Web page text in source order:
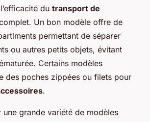
du transport de
Un bon modèle offre de
permettant de séparer
ou autres petits objets, évitant
Certains modèles
des poches zippées ou filets pour
.
une grande variété de modèles